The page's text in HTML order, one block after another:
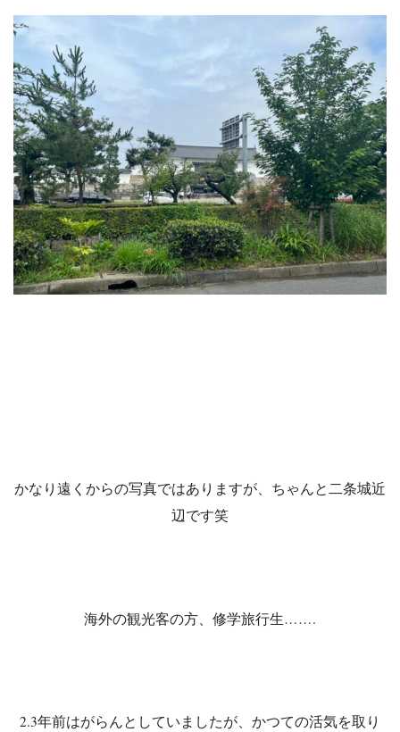
かなり遠くからの写真ではありますが、ちゃんと二条城近
辺です笑
海外の観光客の方、修学旅行生…….
2.3年前はがらんとしていましたが、かつての活気を取り